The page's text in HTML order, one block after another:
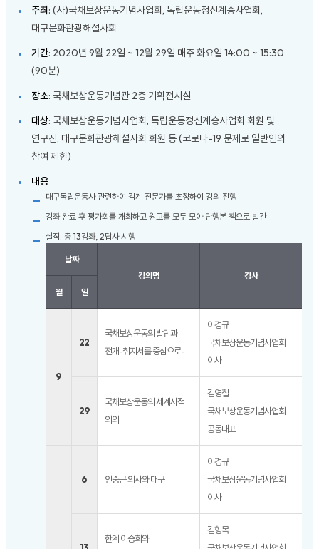
주최: (사)국채보상운동기념사업회, 독립운동정신계승사업회,
대구문화관광해설사회
기간: 2020년 9월 22일 ~ 12월 29일 매주 화요일 14:00 ~ 15:30
(90분)
장소: 국채보상운동기념관 2층 기획전시실
대상: 국채보상운동기념사업회, 독립운동정신계승사업회 회원 및
연구진, 대구문화관광해설사회 회원 등 (코로나-19 문제로 일반인의
참여 제한)
내용
대구독립운동사 관련하여 각계 전문가를 초청하여 강의 진행
강좌 완료 후 평가회를 개최하고 원고를 모두 모아 단행본 책으로 발간
실적: 총 13강좌, 2답사 시행
날 짜
강 의 명
강 사
월
일
9
22
국채보상운동의 발단과
전개-취지서를 중심으로-
이경규
국채보상운동기념사업회
이사
29
국채보상운동의 세계사적
의의
김영철
국채보상운동기념사업회
공동대표
6 안중근 의사와 대구
이경규
국채보상운동기념사업회
이사
한계 이승희와
김형목